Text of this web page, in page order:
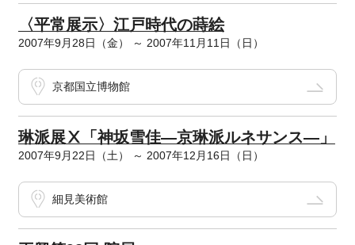
〈平常展示〉江戸時代の蒔絵
2007年9月28日（金） ～ 2007年11月11日（日）
京都国立博物館
琳派展Ⅹ「神坂雪佳―京琳派ルネサンス―」
2007年9月22日（土） ～ 2007年12月16日（日）
細見美術館